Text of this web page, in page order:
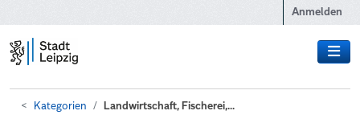
Anmelden
Kategorien Landwirtschaft, Fischerei,...